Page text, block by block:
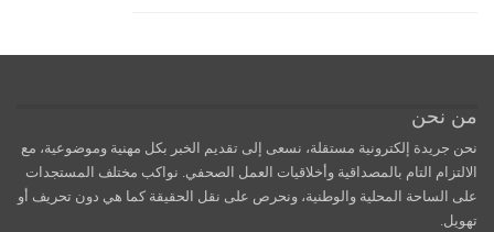
من نحن
نحن جريدة إلكترونية مستقلة، نسعى إلى تقديم الخبر بكل مهنية وموضوعية، مع
الالتزام التام بالمصداقية وأخلاقيات العمل الصحفي. نواكب مختلف المستجدات
على الساحة المحلية والوطنية، ونحرص على نقل الحقيقة كما هي دون تحريف أو
تهويل.